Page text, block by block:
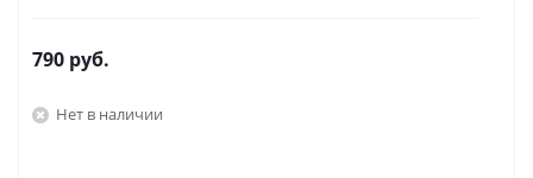
790 руб.
Нет в наличии